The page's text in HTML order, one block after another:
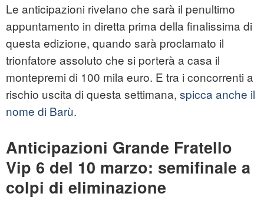
Le anticipazioni rivelano che sarà il penultimo
appuntamento in diretta prima della finalissima di
questa edizione, quando sarà proclamato il
trionfatore assoluto che si porterà a casa il
montepremi di 100 mila euro. E tra i concorrenti a
rischio uscita di questa settimana, spicca anche il
nome di Barù.
Anticipazioni Grande Fratello
Vip 6 del 10 marzo: semifinale a
colpi di eliminazione